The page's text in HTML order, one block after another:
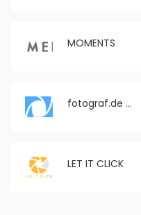
MOMENTS
fotograf.de - Fotografen Online Service GmbH
LET IT CLICK